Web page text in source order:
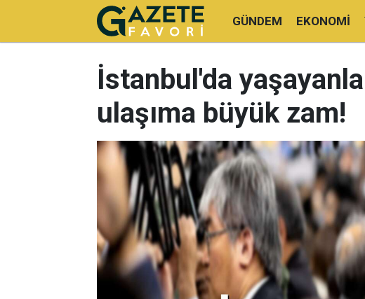
GÜNDEM EKONOMI
İstanbul'da
ulaşıma büyük zam!